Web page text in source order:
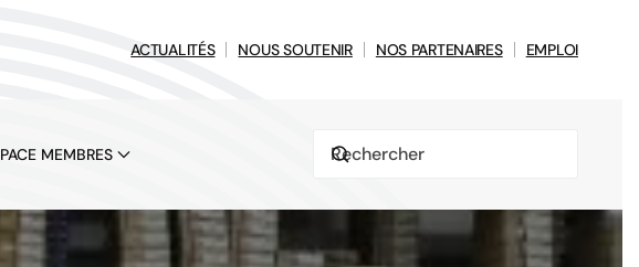
ACTUALITÉS NOUS SOUTENIR NOS PARTENAIRES EMPLOI
MEMBRES